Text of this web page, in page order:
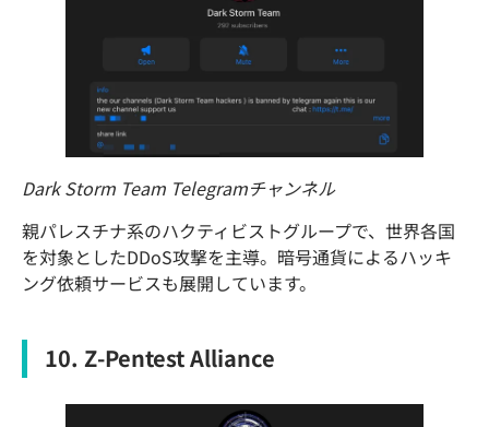
Dark Storm Team Telegramチャンネル
親パレスチナ系のハクティビストグループで、世界各国
を対象としたDDoS攻撃を主導。暗号通貨によるハッキ
ング依頼サービスも展開しています。
10. Z‑Pentest Alliance